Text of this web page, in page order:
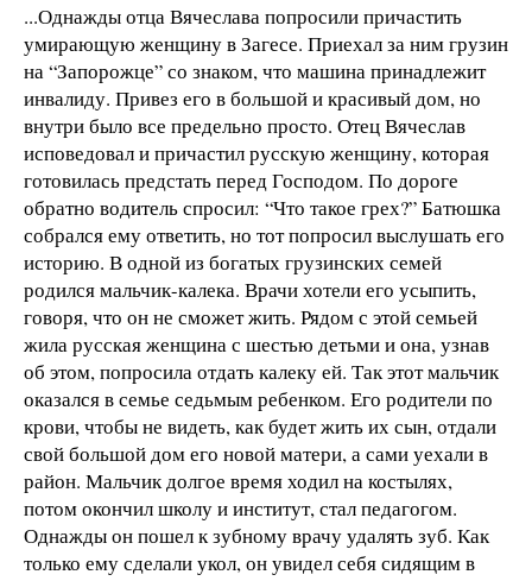
...Однажды отца Вячеслава попросили причастить
умирающую женщину в Загесе. Приехал за ним грузин
на “Запорожце” со знаком, что машина принадлежит
инвалиду. Привез его в большой и красивый дом, но
внутри было все предельно просто. Отец Вячеслав
исповедовал и причастил русскую женщину, которая
готовилась предстать перед Господом. По дороге
обратно водитель спросил: “Что такое грех?” Батюшка
собрался ему ответить, но тот попросил выслушать его
историю. В одной из богатых грузинских семей
родился мальчик-калека. Врачи хотели его усыпить,
говоря, что он не сможет жить. Рядом с этой семьей
жила русская женщина с шестью детьми и она, узнав
об этом, попросила отдать калеку ей. Так этот мальчик
оказался в семье седьмым ребенком. Его родители по
крови, чтобы не видеть, как будет жить их сын, отдали
свой большой дом его новой матери, а сами уехали в
район. Мальчик долгое время ходил на костылях,
потом окончил школу и институт, стал педагогом.
Однажды он пошел к зубному врачу удалять зуб. Как
только ему сделали укол, он увидел себя сидящим в